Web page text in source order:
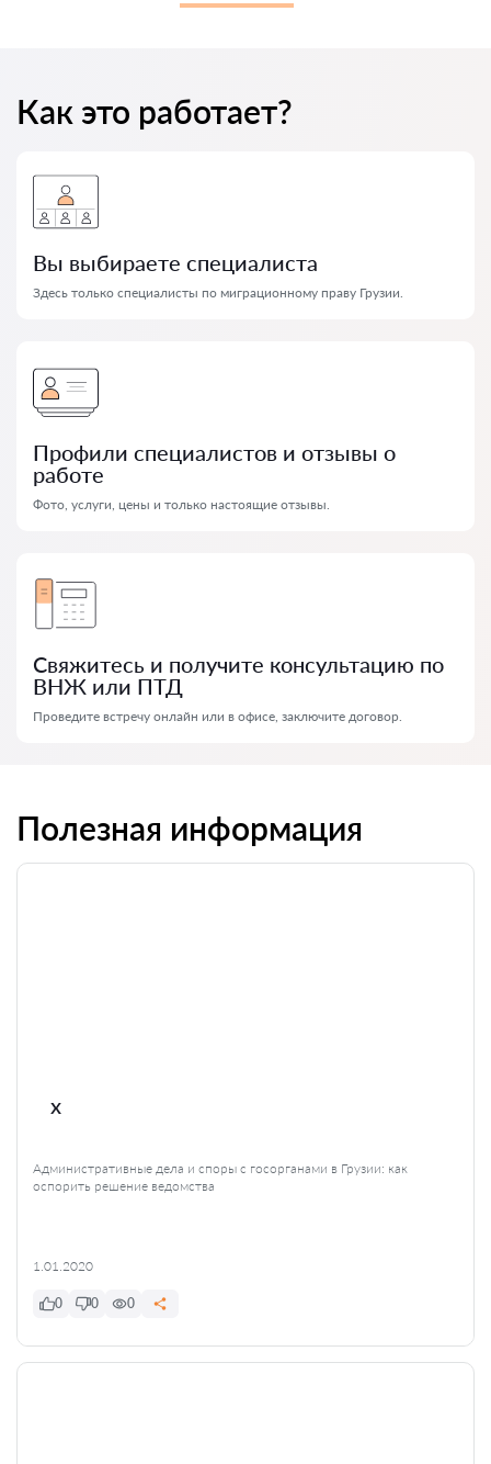
Как это работает?
Вы выбираете специалиста
Здесь только специалисты по миграционному праву Грузии.
Профили специалистов и отзывы о
работе
Фото, услуги, цены и только настоящие отзывы.
Свяжитесь и получите консультацию по
ВНЖ или ПТД
Проведите встречу онлайн или в офисе, заключите договор.
Полезная информация
x
Административные дела и споры с госорганами в Грузии: как
оспорить решение ведомства
1.01.2020
0 0 0